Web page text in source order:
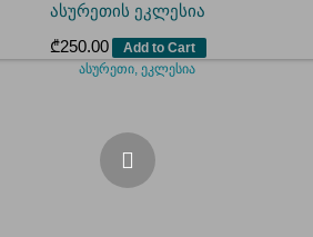
ასურეთის ეკლესია
₾250.00 Add to Cart